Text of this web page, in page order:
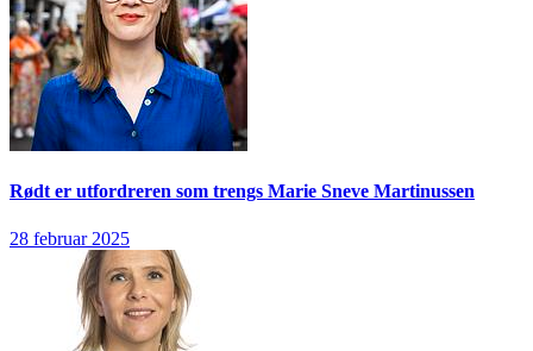
Rødt er utfordreren som trengs Marie Sneve Martinussen
28 februar 2025